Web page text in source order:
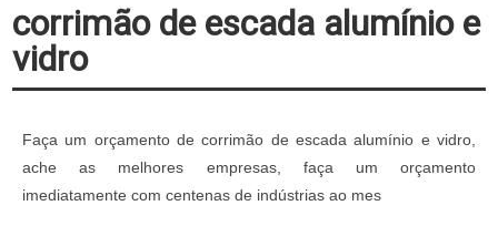
corrimão de escada alumínio e
vidro
Faça um orçamento de corrimão de escada alumínio e vidro,
ache as melhores empresas, faça um orçamento
imediatamente com centenas de indústrias ao mes